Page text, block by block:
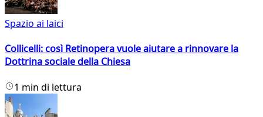
Spazio ai laici
Collicelli: così Retinopera vuole aiutare a rinnovare la
Dottrina sociale della Chiesa
1 min di lettura